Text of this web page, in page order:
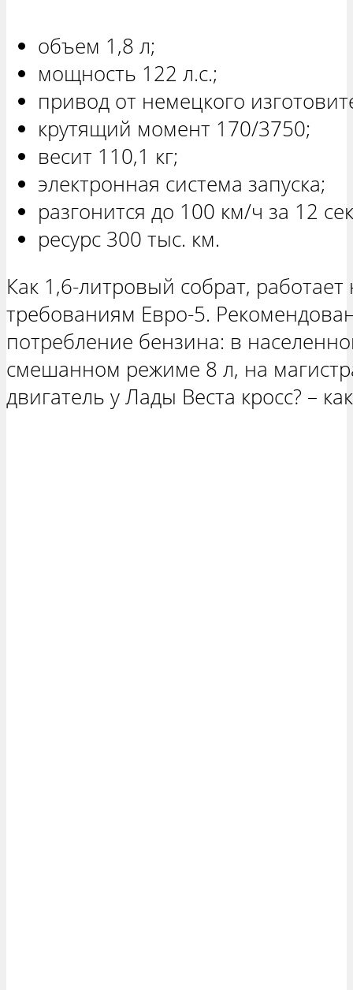
объем 1,8 л;
мощность 122 л.с.;
привод от немецкого
крутящий момент 170/3750;
весит 110,1 кг;
электронная система запуска;
разгонится до 100 км/ч за 12
ресурс 300 тыс. км.
Как 1,6-литровый собрат,
требованиям Евро-5.
потребление бензина: в
смешанном режиме 8 л, на
двигатель у Лады Веста кросс? –